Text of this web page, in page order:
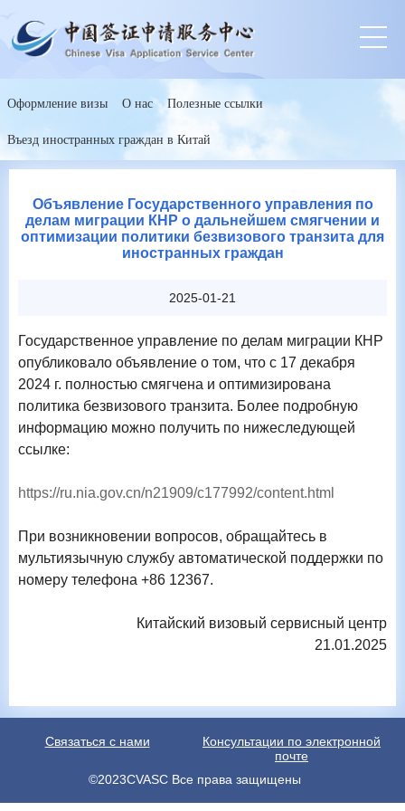
Оформление визы О нас Полезные ссылки
Въезд иностранных граждан в Китай
Объявление Государственного управления по
делам миграции КНР о дальнейшем смягчении и
оптимизации политики безвизового транзита для
иностранных граждан
2025-01-21
Государственное управление по делам миграции КНР
опубликовало объявление о том, что с 17 декабря
2024 г. полностью смягчена и оптимизирована
политика безвизового транзита. Более подробную
информацию можно получить по нижеследующей
ссылке:
https://ru.nia.gov.cn/n21909/c177992/content.html
При возникновении вопросов, обращайтесь в
мультиязычную службу автоматической поддержки по
номеру телефона +86 12367.
Китайский визовый сервисный центр
21.01.2025
Связаться с нами
Консультации по электронной
почте
©2023CVASC Все права защищены